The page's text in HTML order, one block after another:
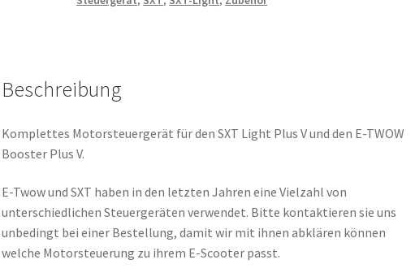
Beschreibung
Komplettes Motorsteuergerät für den SXT Light Plus V und den E-TWOW
Booster Plus V.
E-Twow und SXT haben in den letzten Jahren eine Vielzahl von
unterschiedlichen Steuergeräten verwendet. Bitte kontaktieren sie uns
unbedingt bei einer Bestellung, damit wir mit ihnen abklären können
welche Motorsteuerung zu ihrem E-Scooter passt.